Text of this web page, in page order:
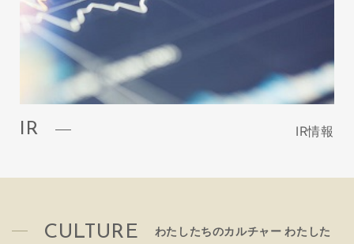
IR IR情報
CULTURE わたしたちのカルチャー わたした